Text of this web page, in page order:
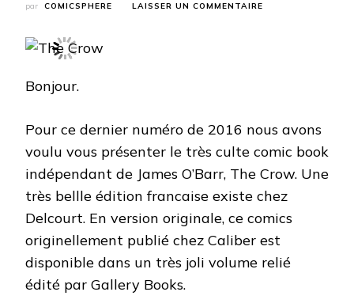
par COMICSPHERE LAISSER UN COMMENTAIRE
Bonjour.
Pour ce dernier numéro de 2016 nous avons
voulu vous présenter le très culte comic book
indépendant de James O’Barr, The Crow. Une
très bellle édition francaise existe chez
Delcourt. En version originale, ce comics
originellement publié chez Caliber est
disponible dans un très joli volume relié
édité par Gallery Books.